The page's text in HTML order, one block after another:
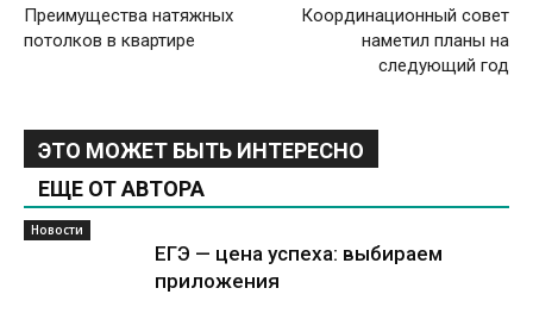
Преимущества натяжных
потолков в квартире
Координационный совет
наметил планы на
следующий год
ЭТО МОЖЕТ БЫТЬ ИНТЕРЕСНО
ЕЩЕ ОТ АВТОРА
Новости
ЕГЭ — цена успеха: выбираем
приложения